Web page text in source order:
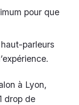
pour que
parleurs
à Lyon,
drop de